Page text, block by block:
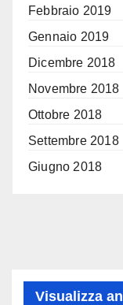
Febbraio 2019
Gennaio 2019
Dicembre 2018
Novembre 2018
Ottobre 2018
Settembre 2018
Giugno 2018
Visualizza